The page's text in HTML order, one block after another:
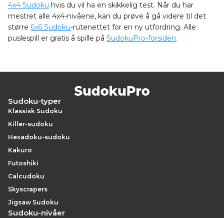
4x4 Sudoku hvis du vil ha en skikkelig test. Når du har
mestret alle 4x4-nivåene, kan du prøve å gå videre til det
større 6x6 Sudoku-rutenettet for en ny utfordring. Alle
puslespill er gratis å spille på SudokuPro-forsiden.
Sudoku-typer
Klassisk Sudoku
Killer-sudoku
Hexadoku-sudoku
Kakuro
Futoshiki
Calcudoku
Skyscrapers
Jigsaw Sudoku
Sudoku-nivåer